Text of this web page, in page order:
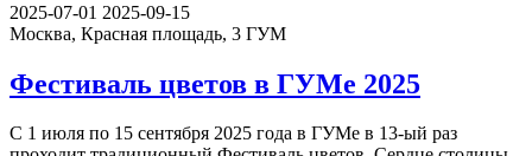
2025-07-01 2025-09-15
Москва, Красная площадь, 3 ГУМ
Фестиваль цветов в ГУМе 2025
С 1 июля по 15 сентября 2025 года в ГУМе в 13-ый раз